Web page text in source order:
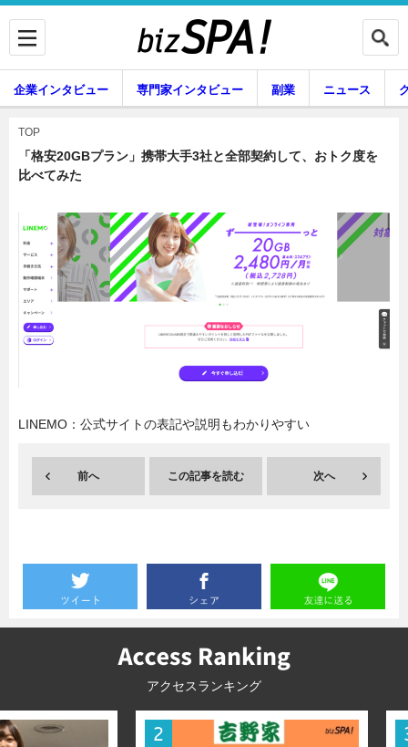
企業インタビュー 専門家インタビュー
副業 ニュース
企業インタビュー 専門家インタビュー 副業 ニュース
暮らし
TOP
「格安20GBプラン」携帯大手3社と全部契約して、おトク度を
比べてみた
LINEMO：公式サイトの表記や説明もわかりやすい
前へ この記事を読む 次へ
アクセスランキング